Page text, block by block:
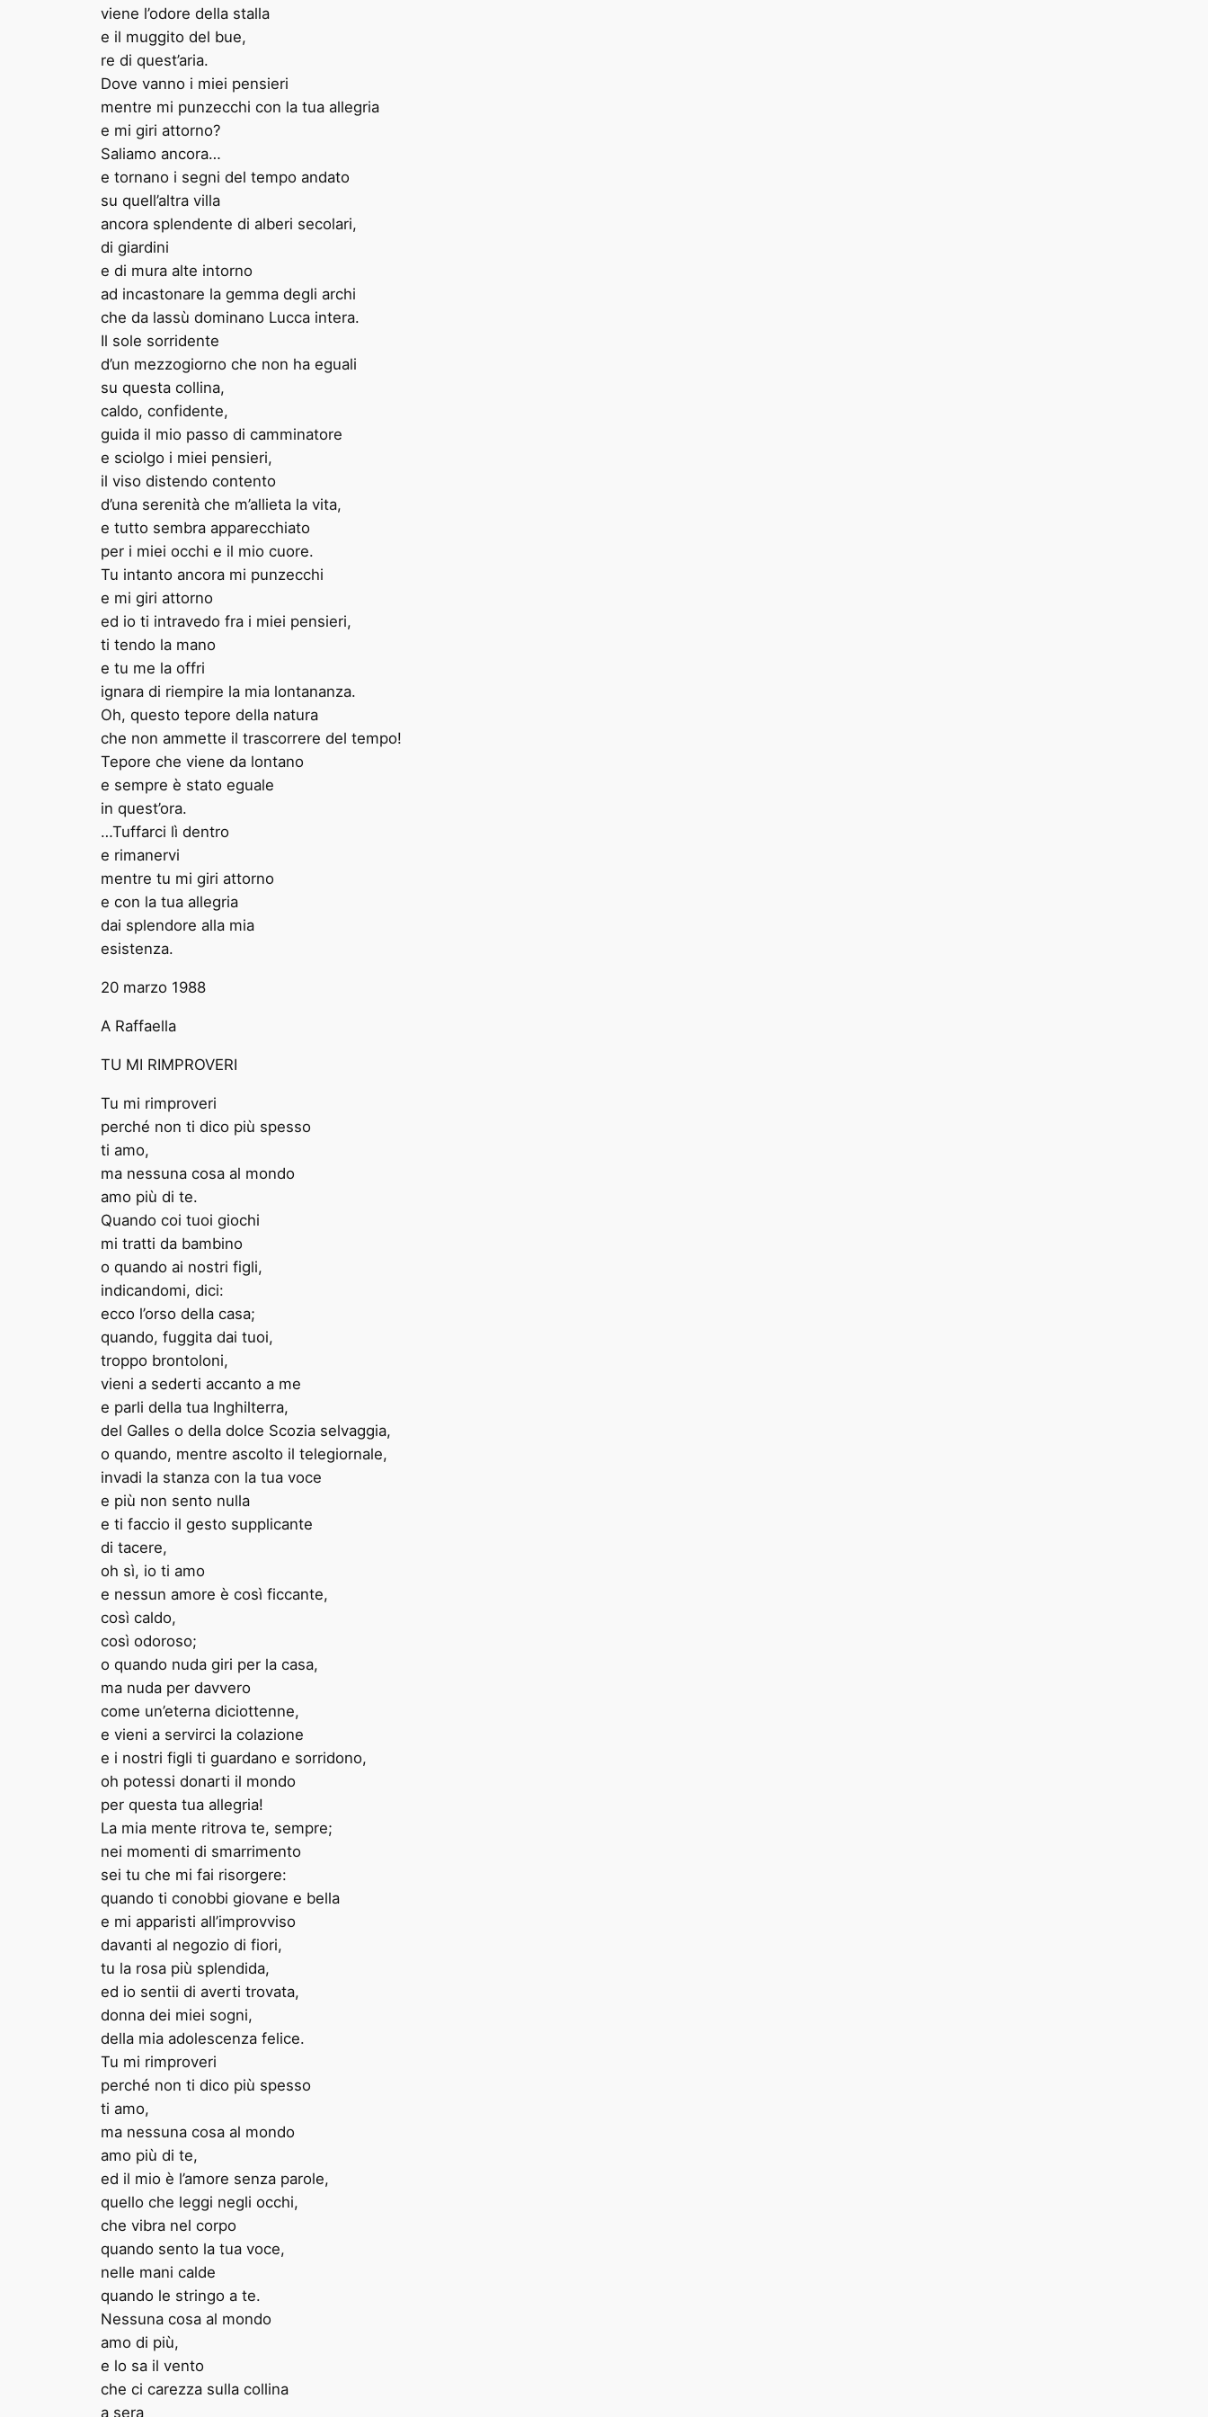
viene l’odore della stalla
e il muggito del bue,
re di quest’aria.
Dove vanno i miei pensieri
mentre mi punzecchi con la tua allegria
e mi giri attorno?
Saliamo ancora…
e tornano i segni del tempo andato
su quell’altra villa
ancora splendente di alberi secolari,
di giardini
e di mura alte intorno
ad incastonare la gemma degli archi
che da lassù dominano Lucca intera.
Il sole sorridente
d’un mezzogiorno che non ha eguali
su questa collina,
caldo, confidente,
guida il mio passo di camminatore
e sciolgo i miei pensieri,
il viso distendo contento
d’una serenità che m’allieta la vita,
e tutto sembra apparecchiato
per i miei occhi e il mio cuore.
Tu intanto ancora mi punzecchi
e mi giri attorno
ed io ti intravedo fra i miei pensieri,
ti tendo la mano
e tu me la offri
ignara di riempire la mia lontananza.
Oh, questo tepore della natura
che non ammette il trascorrere del tempo!
Tepore che viene da lontano
e sempre è stato eguale
in quest’ora.
…Tuffarci lì dentro
e rimanervi
mentre tu mi giri attorno
e con la tua allegria
dai splendore alla mia
esistenza.
20 marzo 1988
A Raffaella
TU MI RIMPROVERI
Tu mi rimproveri
perché non ti dico più spesso
ti amo,
ma nessuna cosa al mondo
amo più di te.
Quando coi tuoi giochi
mi tratti da bambino
o quando ai nostri figli,
indicandomi, dici:
ecco l’orso della casa;
quando, fuggita dai tuoi,
troppo brontoloni,
vieni a sederti accanto a me
e parli della tua Inghilterra,
del Galles o della dolce Scozia selvaggia,
o quando, mentre ascolto il telegiornale,
invadi la stanza con la tua voce
e più non sento nulla
e ti faccio il gesto supplicante
di tacere,
oh sì, io ti amo
e nessun amore è così ficcante,
così caldo,
così odoroso;
o quando nuda giri per la casa,
ma nuda per davvero
come un’eterna diciottenne,
e vieni a servirci la colazione
e i nostri figli ti guardano e sorridono,
oh potessi donarti il mondo
per questa tua allegria!
La mia mente ritrova te, sempre;
nei momenti di smarrimento
sei tu che mi fai risorgere:
quando ti conobbi giovane e bella
e mi apparisti all’improvviso
davanti al negozio di fiori,
tu la rosa più splendida,
ed io sentii di averti trovata,
donna dei miei sogni,
della mia adolescenza felice.
Tu mi rimproveri
perché non ti dico più spesso
ti amo,
ma nessuna cosa al mondo
amo più di te,
ed il mio è l’amore senza parole,
quello che leggi negli occhi,
che vibra nel corpo
quando sento la tua voce,
nelle mani calde
quando le stringo a te.
Nessuna cosa al mondo
amo di più,
e lo sa il vento
che ci carezza sulla collina
a sera